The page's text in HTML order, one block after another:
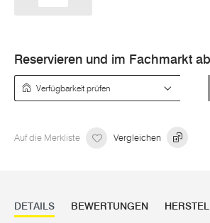
Reservieren und im Fachmarkt
Auf die Merkliste Vergleichen
DETAILS BEWERTUNGEN